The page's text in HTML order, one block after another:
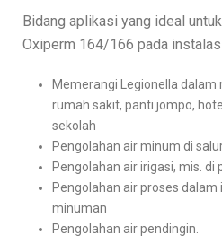
Bidang aplikasi yang ideal
Oxiperm 164/166 pada
Memerangi Legionella
rumah sakit, panti jompo,
sekolah
Pengolahan air minum di
Pengolahan air irigasi, mis.
Pengolahan air proses
minuman
Pengolahan air pendingin.